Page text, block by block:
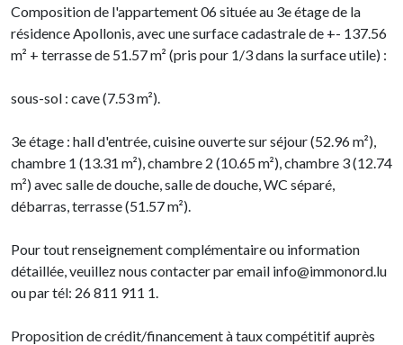
Composition de l'appartement 06 située au 3e étage de la
résidence Apollonis, avec une surface cadastrale de +- 137.56
m² + terrasse de 51.57 m² (pris pour 1/3 dans la surface utile) :
sous-sol : cave (7.53 m²).
3e étage : hall d'entrée, cuisine ouverte sur séjour (52.96 m²),
chambre 1 (13.31 m²), chambre 2 (10.65 m²), chambre 3 (12.74
m²) avec salle de douche, salle de douche, WC séparé,
débarras, terrasse (51.57 m²).
Pour tout renseignement complémentaire ou information
détaillée, veuillez nous contacter par email info@immonord.lu
ou par tél: 26 811 911 1.
Proposition de crédit/financement à taux compétitif auprès